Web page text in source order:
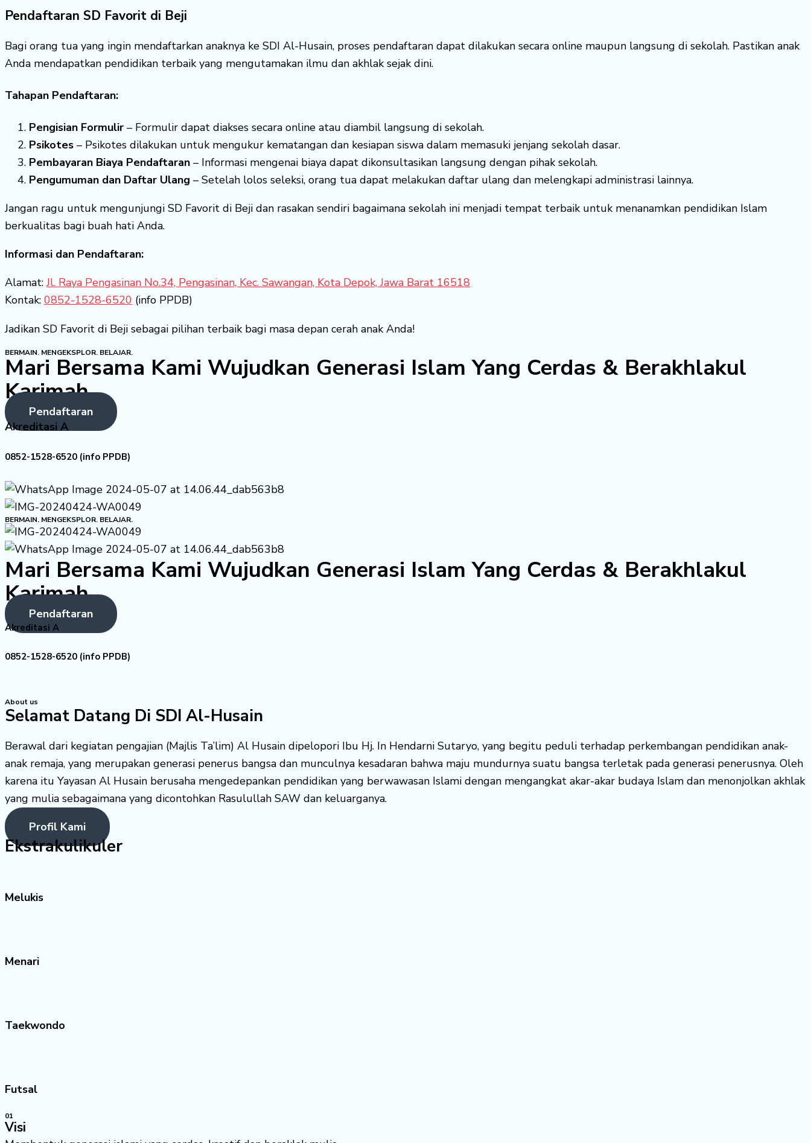
Pendaftaran SD Favorit di Beji
Bagi orang tua yang ingin mendaftarkan anaknya ke SDI Al-Husain, proses pendaftaran dapat dilakukan secara online maupun langsung di sekolah. Pastikan anak
Anda mendapatkan pendidikan terbaik yang mengutamakan ilmu dan akhlak sejak dini.
Tahapan Pendaftaran:
Pengisian Formulir – Formulir dapat diakses secara online atau diambil langsung di sekolah.
Psikotes – Psikotes dilakukan untuk mengukur kematangan dan kesiapan siswa dalam memasuki jenjang sekolah dasar.
Pembayaran Biaya Pendaftaran – Informasi mengenai biaya dapat dikonsultasikan langsung dengan pihak sekolah.
Pengumuman dan Daftar Ulang – Setelah lolos seleksi, orang tua dapat melakukan daftar ulang dan melengkapi administrasi lainnya.
Jangan ragu untuk mengunjungi SD Favorit di Beji dan rasakan sendiri bagaimana sekolah ini menjadi tempat terbaik untuk menanamkan pendidikan Islam
berkualitas bagi buah hati Anda.
Informasi dan Pendaftaran:
Alamat:Jl. Raya Pengasinan No.34, Pengasinan, Kec. Sawangan, Kota Depok, Jawa Barat 16518
Kontak: 0852-1528-6520 (info PPDB)
Jadikan SD Favorit di Beji sebagai pilihan terbaik bagi masa depan cerah anak Anda!
BERMAIN. MENGEKSPLOR. BELAJAR.
Mari Bersama Kami Wujudkan Generasi Islam Yang Cerdas & Berakhlakul
Karimah
Pendaftaran
Akreditasi A
0852-1528-6520 (info PPDB)
BERMAIN. MENGEKSPLOR. BELAJAR.
Mari Bersama Kami Wujudkan Generasi Islam Yang Cerdas & Berakhlakul
Karimah
Pendaftaran
Akreditasi A
0852-1528-6520 (info PPDB)
About us
Selamat Datang Di SDI Al-Husain
Berawal dari kegiatan pengajian (Majlis Ta’lim) Al Husain dipelopori Ibu Hj. In Hendarni Sutaryo, yang begitu peduli terhadap perkembangan pendidikan anak-
anak remaja, yang merupakan generasi penerus bangsa dan munculnya kesadaran bahwa maju mundurnya suatu bangsa terletak pada generasi penerusnya. Oleh
karena itu Yayasan Al Husain berusaha mengedepankan pendidikan yang berwawasan Islami dengan mengangkat akar-akar budaya Islam dan menonjolkan akhlak
yang mulia sebagaimana yang dicontohkan Rasulullah SAW dan keluarganya.
Profil Kami
Ekstrakulikuler
Melukis
Menari
Taekwondo
Futsal
01
Visi